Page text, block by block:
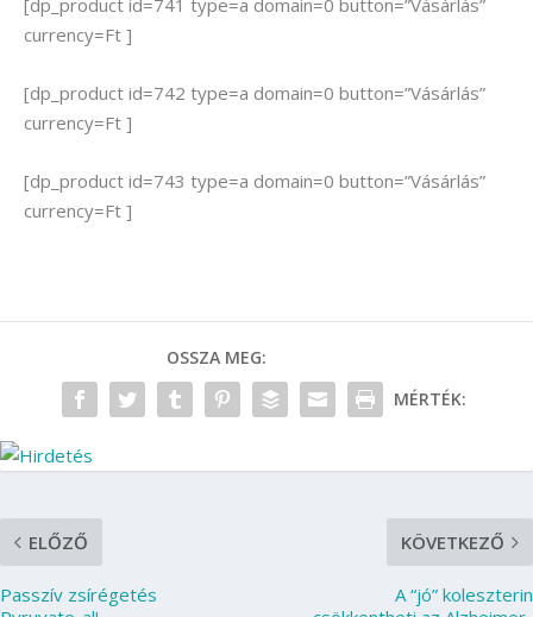
[dp_product id=741 type=a domain=0 button=”Vásárlás”
currency=Ft ]
[dp_product id=742 type=a domain=0 button=”Vásárlás”
currency=Ft ]
[dp_product id=743 type=a domain=0 button=”Vásárlás”
currency=Ft ]
OSSZA MEG:
MÉRTÉK:
ELŐZŐ
Passzív zsírégetés
KÖVETKEZŐ
A “jó” koleszterin